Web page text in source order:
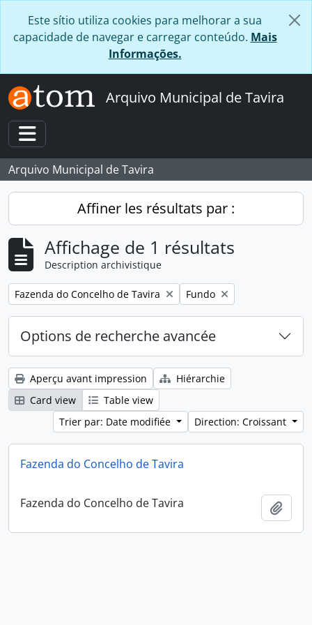
Este sítio utiliza cookies para melhorar a sua
capacidade de navegar e carregar conteúdo. Mais
Informações.
Arquivo Municipal de Tavira
Toggle navigation
Arquivo Municipal de Tavira
Affiner les résultats par :
Affichage de 1 résultats
Description archivistique
Remove filter:
Fazenda do Concelho de Tavira Remove filter:
Fundo
Options de recherche avancée
Aperçu avant impression
Hiérarchie
Card view
Table view
Trier par: Date modifiée
Direction: Croissant
Fazenda do Concelho de Tavira
Fazenda do Concelho de Tavira